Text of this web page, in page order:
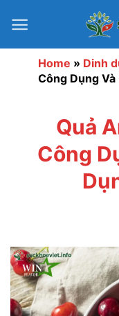
qua
Home » Dinh
Công Dụng
Quả
Công